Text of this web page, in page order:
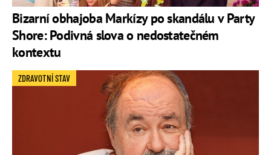
Bizarní obhajoba Markízy po skandálu v Party
Shore: Podivná slova o nedostatečném
kontextu
ZDRAVOTNÍ STAV